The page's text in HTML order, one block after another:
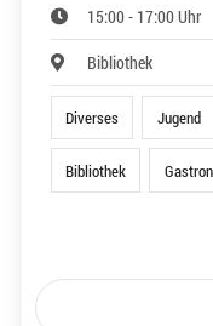
15:00 - 17:00 Uhr
Bibliothek
Diverses Jugend
Bibliothek